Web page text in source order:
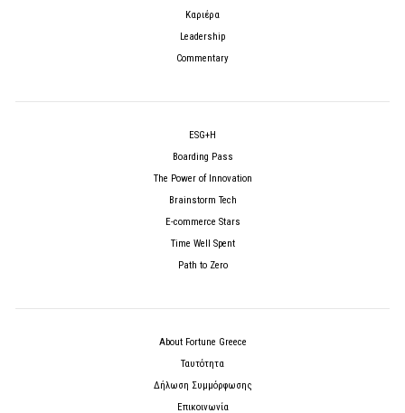
Καριέρα
Leadership
Commentary
ESG+H
Boarding Pass
The Power of Innovation
Brainstorm Tech
E-commerce Stars
Time Well Spent
Path to Zero
About Fortune Greece
Ταυτότητα
Δήλωση Συμμόρφωσης
Επικοινωνία